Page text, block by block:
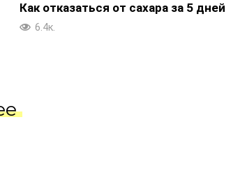
Как отказаться от сахара за 5 дней
6.4к.